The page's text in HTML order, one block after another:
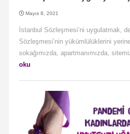
Mayıs 8, 2021
İstanbul Sözleşmesi’ni uygulatmak,
Sözleşmesi’nin yükümlülüklerini
sokağımızda, apartmanımızda,
oku